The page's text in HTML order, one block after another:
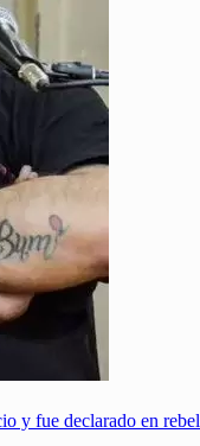
y fue declarado en